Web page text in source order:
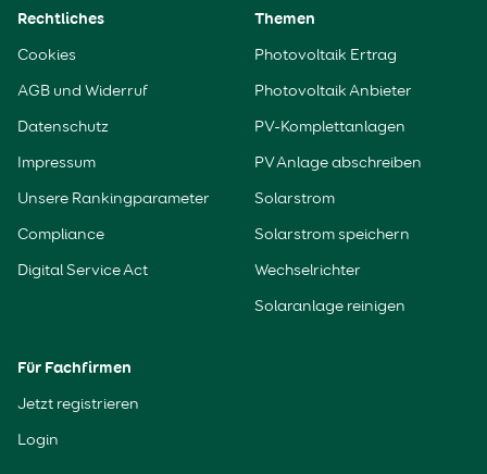
Rechtliches
Cookies
AGB und Widerruf
Datenschutz
Impressum
Unsere Rankingparameter
Compliance
Digital Service Act
Themen
Photovoltaik Ertrag
Photovoltaik Anbieter
PV-Komplettanlagen
PV Anlage abschreiben
Solarstrom
Solarstrom speichern
Wechselrichter
Solaranlage reinigen
Für Fachfirmen
Jetzt registrieren
Login